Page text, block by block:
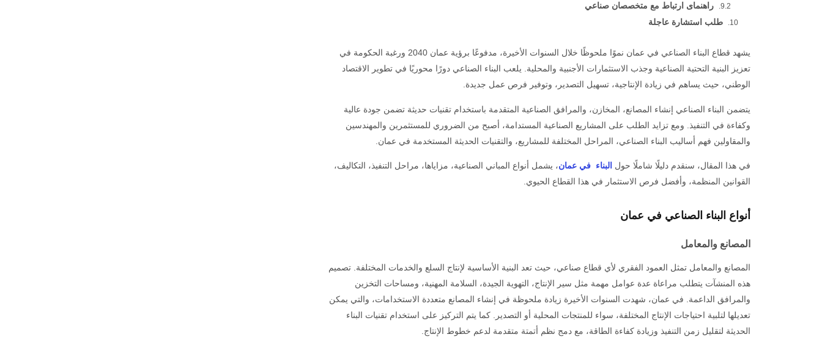
راهنمای ارتباط مع متخصصان صناعي
طلب استشارة عاجلة
يشهد قطاع البناء الصناعي في عمان نموًا ملحوظًا خلال السنوات الأخيرة، مدفوعًا برؤية عمان 2040 ورغبة الحكومة في
تعزيز البنية التحتية الصناعية وجذب الاستثمارات الأجنبية والمحلية. يلعب البناء الصناعي دورًا محوريًا في تطوير الاقتصاد
الوطني، حيث يساهم في زيادة الإنتاجية، تسهيل التصدير، وتوفير فرص عمل جديدة.
يتضمن البناء الصناعي إنشاء المصانع، المخازن، والمرافق الصناعية المتقدمة باستخدام تقنيات حديثة تضمن جودة عالية
وكفاءة في التنفيذ. ومع تزايد الطلب على المشاريع الصناعية المستدامة، أصبح من الضروري للمستثمرين والمهندسين
والمقاولين فهم أساليب البناء الصناعي، المراحل المختلفة للمشاريع، والتقنيات الحديثة المستخدمة في عمان.
في هذا المقال، سنقدم دليلًا شاملًا حول البناء في عمان، يشمل أنواع المباني الصناعية، مزاياها، مراحل التنفيذ، التكاليف،
القوانين المنظمة، وأفضل فرص الاستثمار في هذا القطاع الحيوي.
أنواع البناء الصناعي في عمان
المصانع والمعامل
المصانع والمعامل تمثل العمود الفقري لأي قطاع صناعي، حيث تعد البنية الأساسية لإنتاج السلع والخدمات المختلفة. تصميم
هذه المنشآت يتطلب مراعاة عدة عوامل مهمة مثل سير الإنتاج، التهوية الجيدة، السلامة المهنية، ومساحات التخزين
والمرافق الداعمة. في عمان، شهدت السنوات الأخيرة زيادة ملحوظة في إنشاء المصانع متعددة الاستخدامات، والتي يمكن
تعديلها لتلبية احتياجات الإنتاج المختلفة، سواء للمنتجات المحلية أو التصدير. كما يتم التركيز على استخدام تقنيات البناء
الحديثة لتقليل زمن التنفيذ وزيادة كفاءة الطاقة، مع دمج نظم أتمتة متقدمة لدعم خطوط الإنتاج.